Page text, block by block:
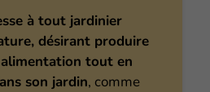
à tout jardinier
désirant produire
tout en
son jardin, comme